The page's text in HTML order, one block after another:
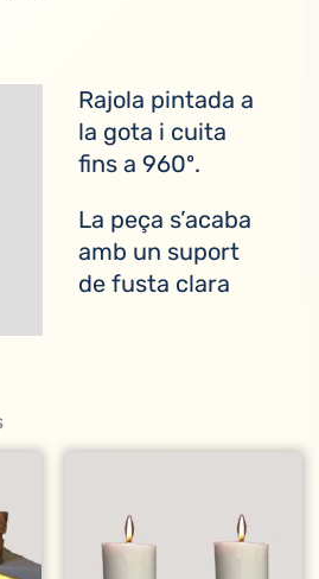
Rajola pintada a
la gota i cuita
fins a 960º.
La peça s’acaba
amb un suport
de fusta clara